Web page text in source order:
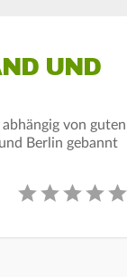
UND
von guten
Berlin gebannt